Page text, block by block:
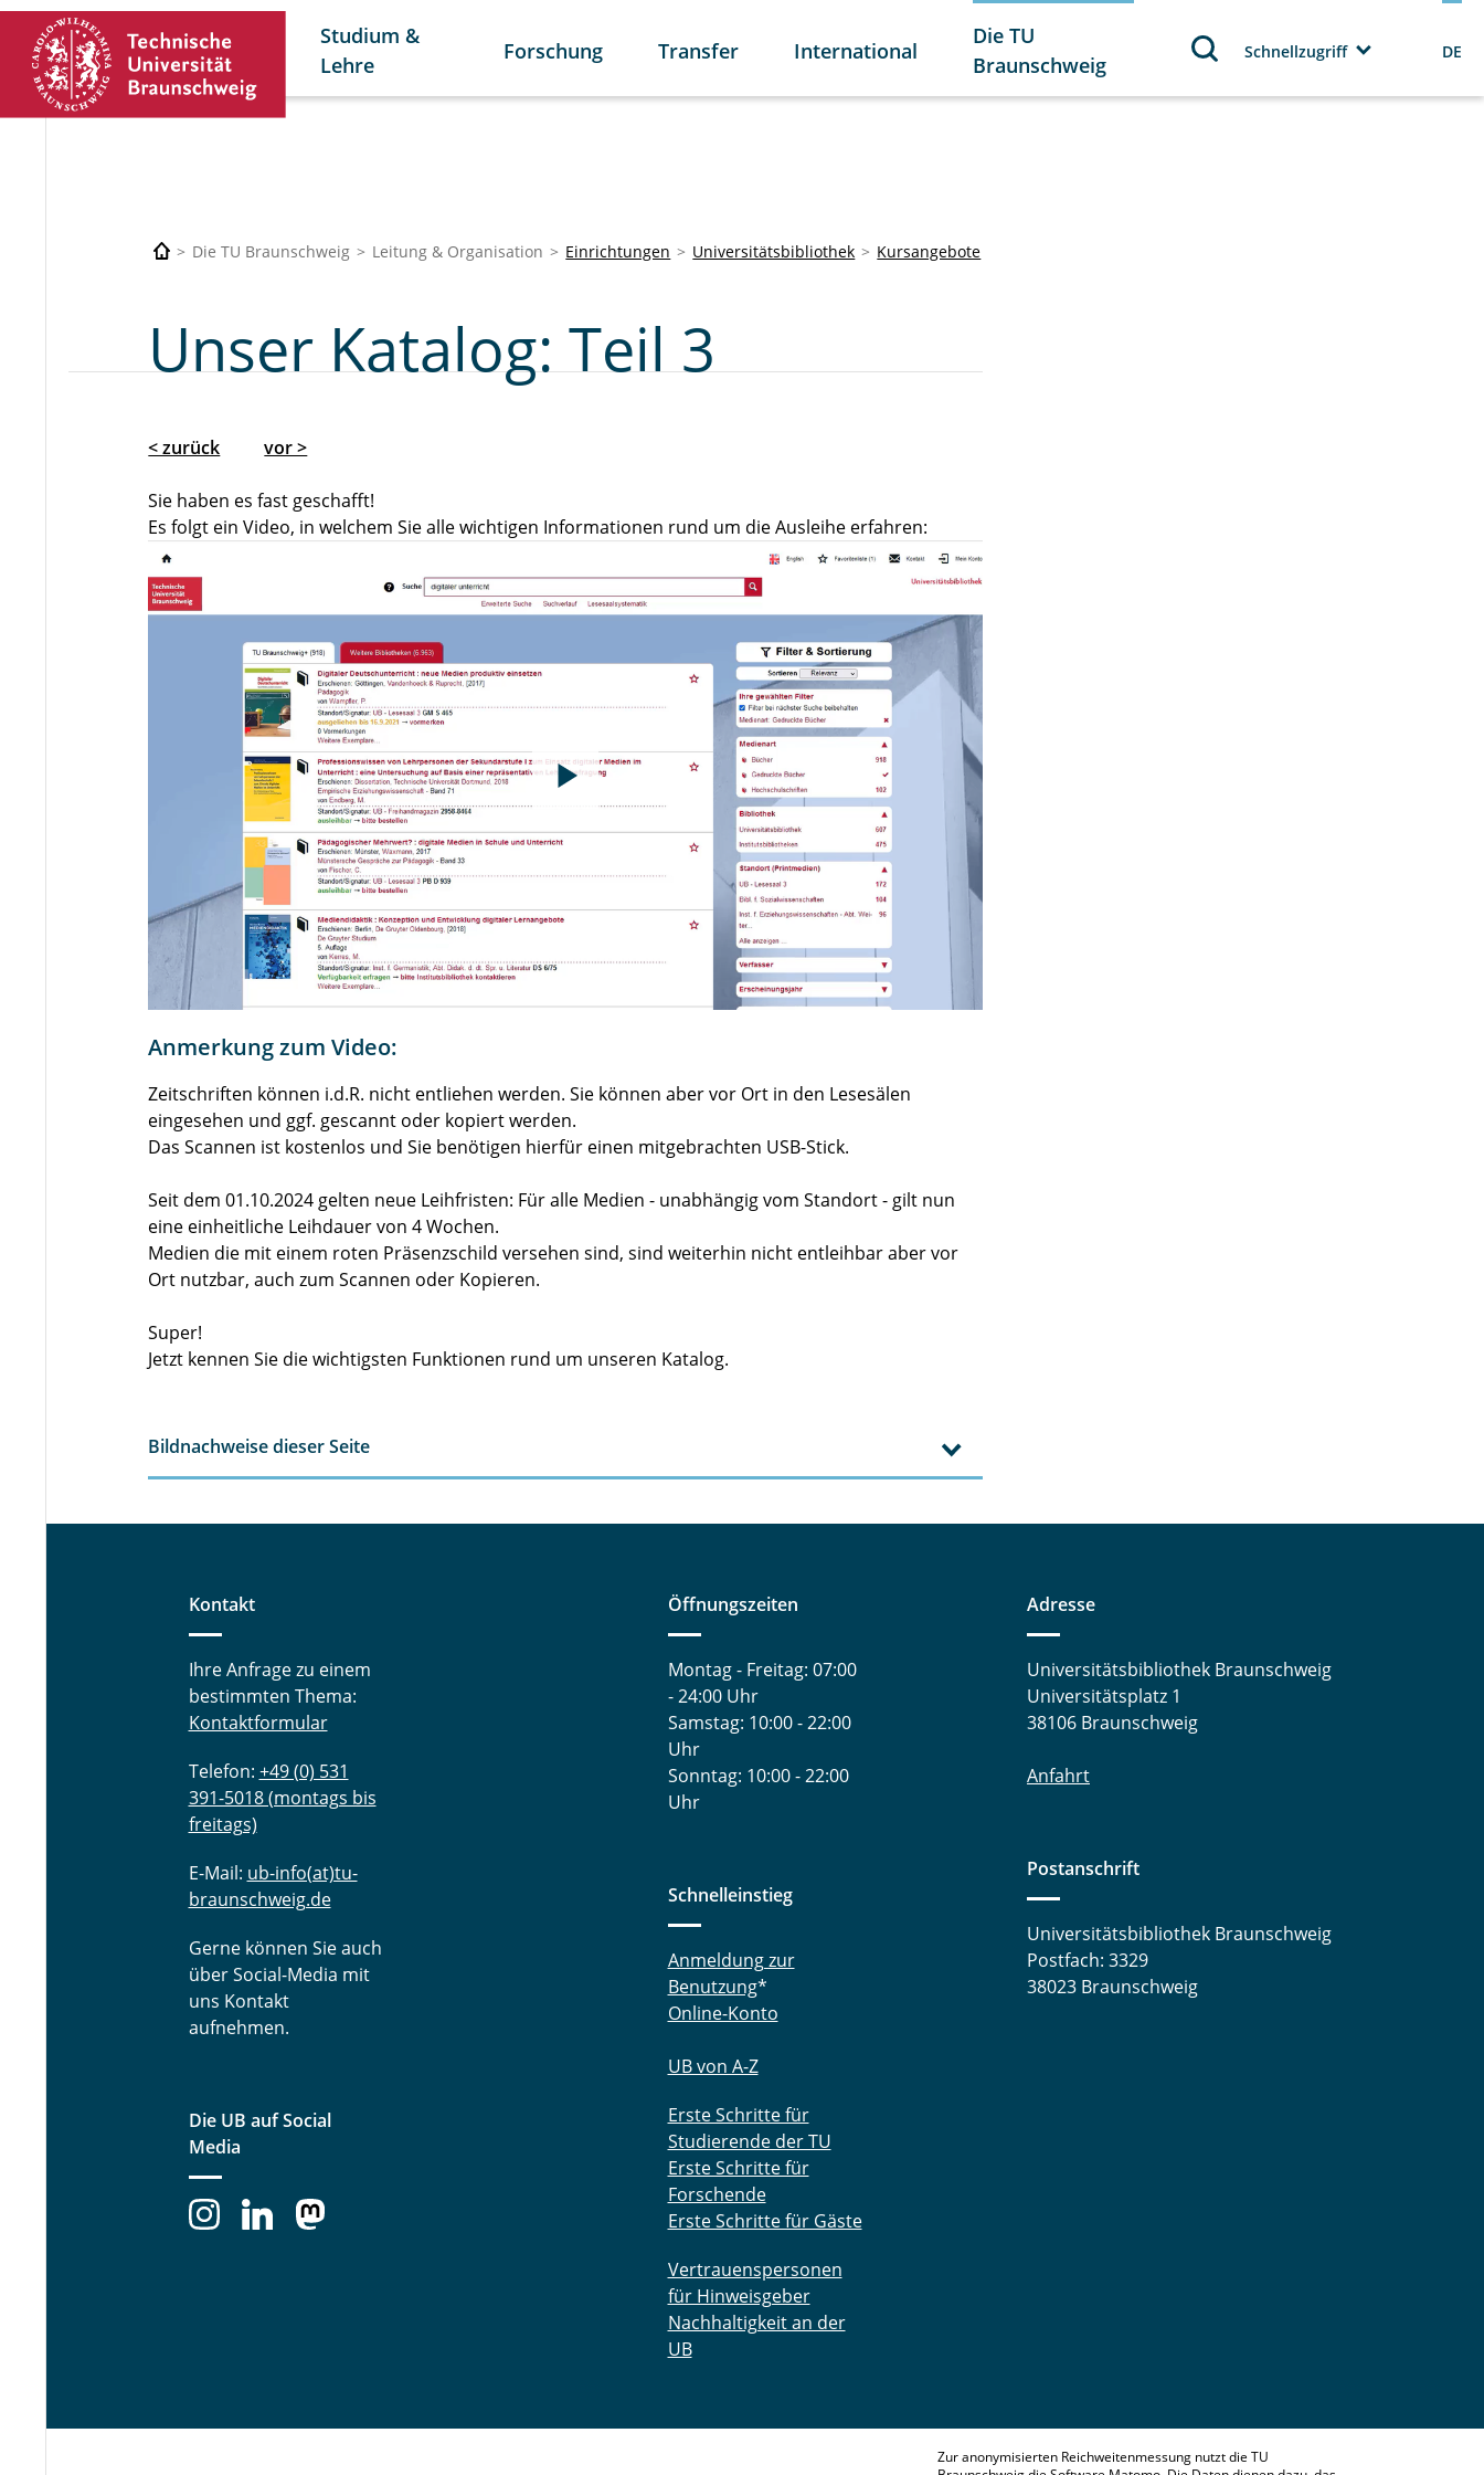
Studium &
Lehre
Forschung Transfer International
Die TU
Braunschweig
Schnellzugriff DE
Die TU Braunschweig Leitung & Organisation Einrichtungen Universitätsbibliothek Kursangebote
Unser Katalog: Teil 3
< zurück vor >
Sie haben es fast geschafft!
Es folgt ein Video, in welchem Sie alle wichtigen Informationen rund um die Ausleihe erfahren:
Anmerkung zum Video:
Zeitschriften können i.d.R. nicht entliehen werden. Sie können aber vor Ort in den Lesesälen
eingesehen und ggf. gescannt oder kopiert werden.
Das Scannen ist kostenlos und Sie benötigen hierfür einen mitgebrachten USB-Stick.
Seit dem 01.10.2024 gelten neue Leihfristen: Für alle Medien - unabhängig vom Standort - gilt nun
eine einheitliche Leihdauer von 4 Wochen.
Medien die mit einem roten Präsenzschild versehen sind, sind weiterhin nicht entleihbar aber vor
Ort nutzbar, auch zum Scannen oder Kopieren.
Super!
Jetzt kennen Sie die wichtigsten Funktionen rund um unseren Katalog.
Bildnachweise dieser Seite
Kontakt
Ihre Anfrage zu einem
bestimmten Thema:
Kontaktformular
Telefon: +49 (0) 531
391-5018 (montags bis
freitags)
E-Mail: ub-info(at)tu-
braunschweig.de
Gerne können Sie auch
über Social-Media mit
uns Kontakt
aufnehmen.
Die UB auf Social
Media
Öffnungszeiten
Montag - Freitag: 07:00
- 24:00 Uhr
Samstag: 10:00 - 22:00
Uhr
Sonntag: 10:00 - 22:00
Uhr
Schnelleinstieg
Anmeldung zur
Benutzung*
Online-Konto
UB von A-Z
Erste Schritte für
Studierende der TU
Erste Schritte für
Forschende
Erste Schritte für Gäste
Vertrauenspersonen
für Hinweisgeber
Nachhaltigkeit an der
UB
Adresse
Universitätsbibliothek Braunschweig
Universitätsplatz 1
38106 Braunschweig
Anfahrt
Postanschrift
Universitätsbibliothek Braunschweig
Postfach: 3329
38023 Braunschweig
Zur anonymisierten Reichweitenmessung nutzt die TU